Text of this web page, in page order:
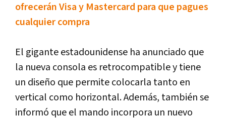
ofrecerán Visa y Mastercard para que pagues
cualquier compra
El gigante estadounidense ha anunciado que
la nueva consola es retrocompatible y tiene
un diseño que permite colocarla tanto en
vertical como horizontal. Además, también se
informó que el mando incorpora un nuevo